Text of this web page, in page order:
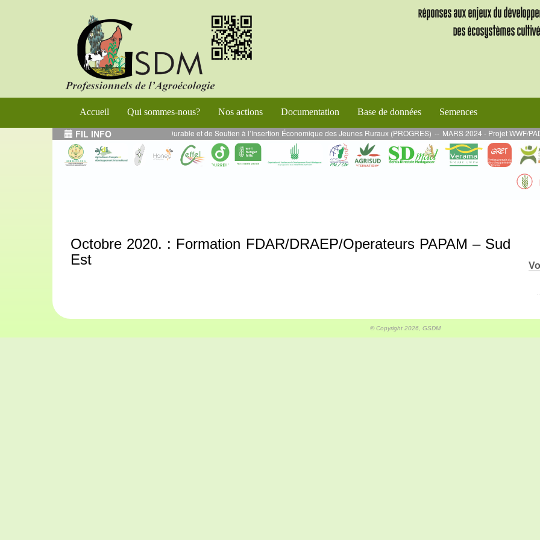
Accueil Qui sommes-nous? Nos actions Documentation Base de données Semences
FIL INFO
de Renforcement de l’Entrepreneuriat Durable et de Soutien à l’Insertion Économique des Jeunes Ruraux (PROGRES) -- MARS 2024 - Projet WWF/
Octobre 2020. : Formation FDAR/DRAEP/Operateurs PAPAM – Sud
Est
© Copyright 2026, GSDM